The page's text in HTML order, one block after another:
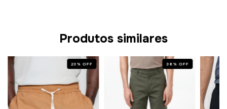
Produtos similares
23 %OFF 38 %OFF